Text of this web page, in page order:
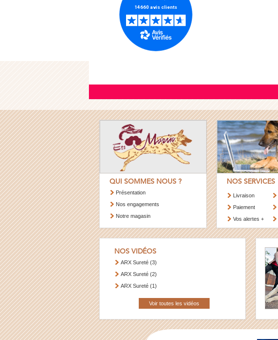
QUI SOMMES NOUS ?
Présentation
Nos engagements
Notre magasin
NOS SERVICES
Livraison
Paiement
Vos alertes +
NOS VIDÉOS
ARX Sureté (3)
ARX Sureté (2)
ARX Sureté (1)
Voir toutes les vidéos